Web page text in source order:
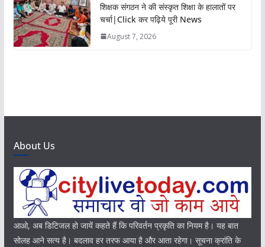
शिक्षक संगठन ने की संस्कृत शिक्षा के हालातों पर
चर्चा|Click कर पढ़िये पूरी News
August 7, 2026
About Us
आओ, अब डिटिजल हो जायें कहते हैं कि परिवर्तन प्रकृति का नियम है। यह बात
सोलह आने सत्य है। बदलाव हर तरफ आया है और आता रहेगा। सूचना क्रांति के